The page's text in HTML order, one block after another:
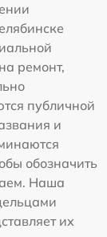
ремонт,
публичной
и
обозначить
Наша
их